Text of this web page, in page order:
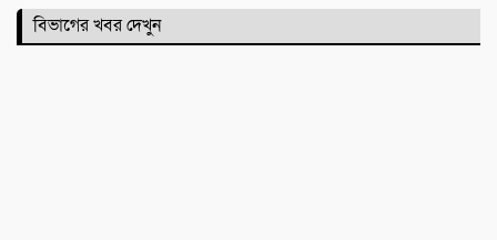
শান্তি উদ্যান (আহমেদ নগর) এলাকার নিরাপত্তা
ও উন্নয়নমূলক জরুরি সভা অনুষ্ঠিত
বিভাগের খবর দেখুন